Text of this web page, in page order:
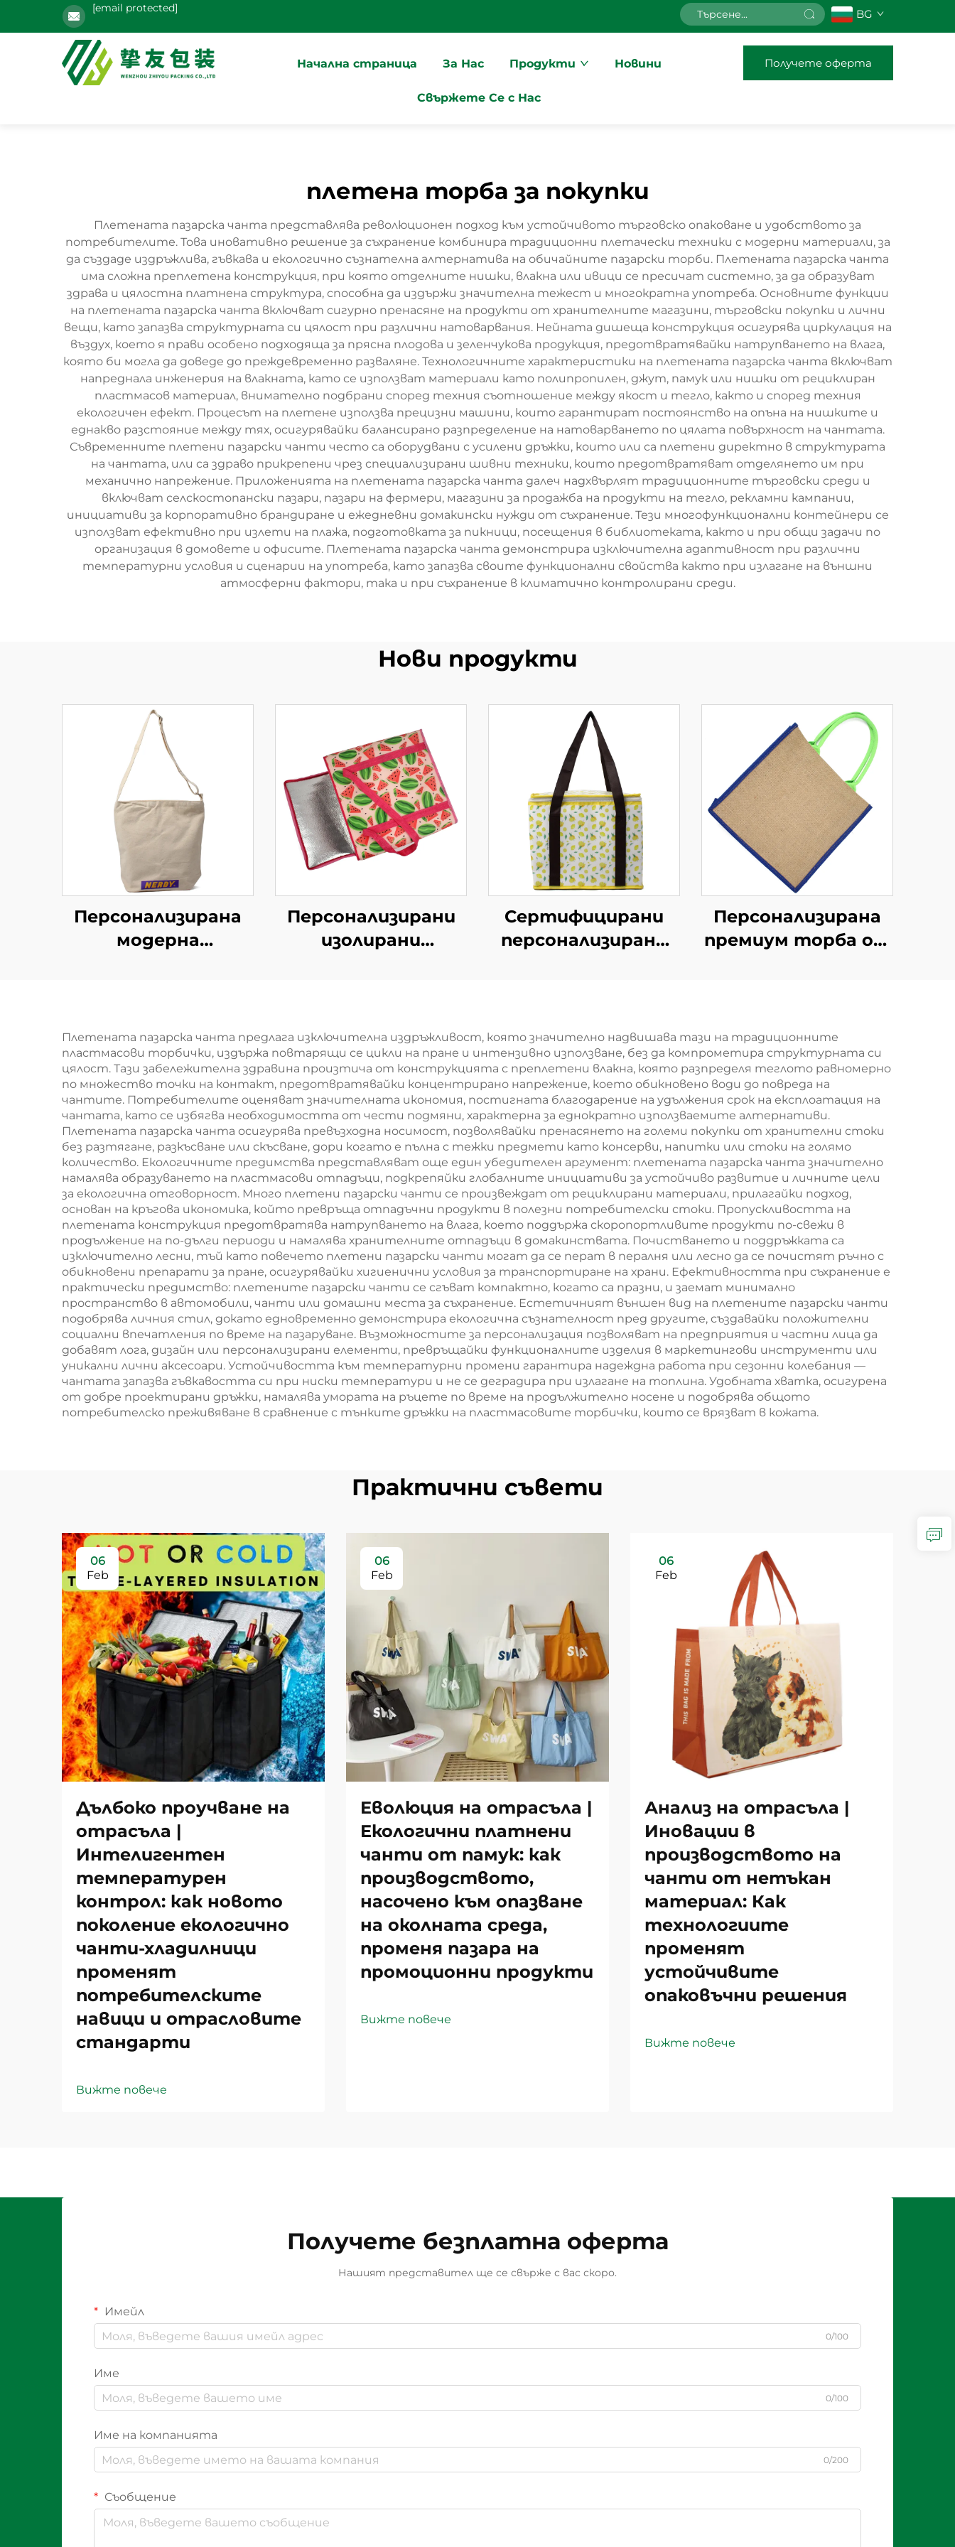
[email protected] BG
Начална страница За Нас Продукти Новини
Свържете Се с Нас
Получете оферта
плетена торба за покупки
Плетената пазарска чанта представлява революционен подход към устойчивото търговско опаковане и удобството за
потребителите. Това иновативно решение за съхранение комбинира традиционни плетачески техники с модерни материали, за
да създаде издръжлива, гъвкава и екологично съзнателна алтернатива на обичайните пазарски торби. Плетената пазарска чанта
има сложна преплетена конструкция, при която отделните нишки, влакна или ивици се пресичат системно, за да образуват
здрава и цялостна платнена структура, способна да издържи значителна тежест и многократна употреба. Основните функции
на плетената пазарска чанта включват сигурно пренасяне на продукти от хранителните магазини, търговски покупки и лични
вещи, като запазва структурната си цялост при различни натоварвания. Нейната дишеща конструкция осигурява циркулация на
въздух, което я прави особено подходяща за прясна плодова и зеленчукова продукция, предотвратявайки натрупването на влага,
която би могла да доведе до преждевременно разваляне. Технологичните характеристики на плетената пазарска чанта включват
напреднала инженерия на влакната, като се използват материали като полипропилен, джут, памук или нишки от рециклиран
пластмасов материал, внимателно подбрани според техния съотношение между якост и тегло, както и според техния
екологичен ефект. Процесът на плетене използва прецизни машини, които гарантират постоянство на опънa на нишките и
еднакво разстояние между тях, осигурявайки балансирано разпределение на натоварването по цялата повърхност на чантата.
Съвременните плетени пазарски чанти често са оборудвани с усилени дръжки, които или са плетени директно в структурата
на чантата, или са здраво прикрепени чрез специализирани шивни техники, които предотвратяват отделянето им при
механично напрежение. Приложенията на плетената пазарска чанта далеч надхвърлят традиционните търговски среди и
включват селскостопански пазари, пазари на фермери, магазини за продажба на продукти на тегло, рекламни кампании,
инициативи за корпоративно брандиране и ежедневни домакински нужди от съхранение. Тези многофункционални контейнери се
използват ефективно при излети на плажа, подготовката за пикници, посещения в библиотеката, както и при общи задачи по
организация в домовете и офисите. Плетената пазарска чанта демонстрира изключителна адаптивност при различни
температурни условия и сценарии на употреба, като запазва своите функционални свойства както при излагане на външни
атмосферни фактори, така и при съхранение в климатично контролирани среди.
Нови продукти
Персонализирана
модерна
цветове за уличен
стил
Персонализирани
изолирани
стоки, сгъваема
изолирана торба-
хладилник за
хранителни стоки
за бизнес
брандиране,
събития и
промоции
Сертифицирани
персонализирани
премиум OEM/ODM
за корпоративни
подаръци
Персонализирана
премиум торба от
издръжлив плик за
покупки
Плетената пазарска чанта предлага изключителна издръжливост, която значително надвишава тази на традиционните
пластмасови торбички, издържа повтарящи се цикли на пране и интензивно използване, без да компрометира структурната си
цялост. Тази забележителна здравина произтича от конструкцията с преплетени влакна, която разпределя теглото равномерно
по множество точки на контакт, предотвратявайки концентрирано напрежение, което обикновено води до повреда на
чантите. Потребителите оценяват значителната икономия, постигната благодарение на удължения срок на експлоатация на
чантата, като се избягва необходимостта от чести подмяни, характерна за еднократно използваемите алтернативи.
Плетената пазарска чанта осигурява превъзходна носимост, позволявайки пренасянето на големи покупки от хранителни стоки
без разтягане, разкъсване или скъсване, дори когато е пълна с тежки предмети като консерви, напитки или стоки на голямо
количество. Екологичните предимства представляват още един убедителен аргумент: плетената пазарска чанта значително
намалява образуването на пластмасови отпадъци, подкрепяйки глобалните инициативи за устойчиво развитие и личните цели
за екологична отговорност. Много плетени пазарски чанти се произвеждат от рециклирани материали, прилагайки подход,
основан на кръгова икономика, който превръща отпадъчни продукти в полезни потребителски стоки. Пропускливостта на
плетената конструкция предотвратява натрупването на влага, което поддържа скоропортливите продукти по-свежи в
продължение на по-дълги периоди и намалява хранителните отпадъци в домакинствата. Почистването и поддръжката са
изключително лесни, тъй като повечето плетени пазарски чанти могат да се перат в пералня или лесно да се почистят ръчно с
обикновени препарати за пране, осигурявайки хигиенични условия за транспортиране на храни. Ефективността при съхранение е
практически предимство: плетените пазарски чанти се сгъват компактно, когато са празни, и заемат минимално
пространство в автомобили, чанти или домашни места за съхранение. Естетичният външен вид на плетените пазарски чанти
подобрява личния стил, докато едновременно демонстрира екологична съзнателност пред другите, създавайки положителни
социални впечатления по време на пазаруване. Възможностите за персонализация позволяват на предприятия и частни лица да
добавят лога, дизайн или персонализирани елементи, превръщайки функционалните изделия в маркетингови инструменти или
уникални лични аксесоари. Устойчивостта към температурни промени гарантира надеждна работа при сезонни колебания —
чантата запазва гъвкавостта си при ниски температури и не се деградира при излагане на топлина. Удобната хватка, осигурена
от добре проектирани дръжки, намалява умората на ръцете по време на продължително носене и подобрява общото
потребителско преживяване в сравнение с тънките дръжки на пластмасовите торбички, които се врязват в кожата.
Практични съвети
06
Feb
Дълбоко проучване на
отрасъла |
Интелигентен
температурен
контрол: как новото
поколение екологично
чанти-хладилници
променят
потребителските
навици и отрасловите
стандарти
Вижте повече
06
Feb
Еволюция на отрасъла |
Екологични платнени
чанти от памук: как
производството,
насочено към опазване
на околната среда,
променя пазара на
промоционни продукти
Вижте повече
06
Feb
Анализ на отрасъла |
Иновации в
производството на
чанти от нетъкан
материал: Как
технологиите
променят
устойчивите
опаковъчни решения
Вижте повече
Получете безплатна оферта
Нашият представител ще се свърже с вас скоро.
Имейл
0/100
Име
0/100
Име на компанията
0/200
Съобщение